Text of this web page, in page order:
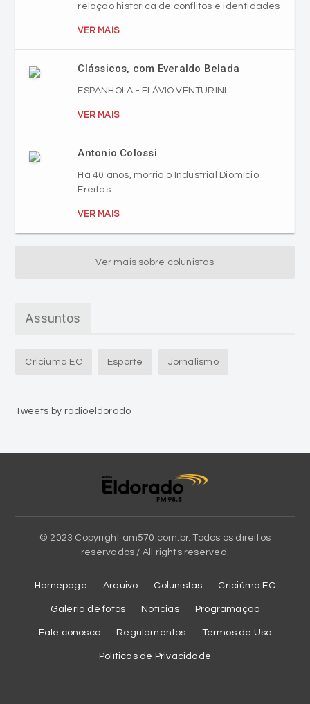
relação histórica de conflitos e identidades
VER MAIS
Clássicos, com Everaldo Belada
ESPANHOLA - FLÁVIO VENTURINI
VER MAIS
Antonio Colossi
Há 40 anos, morria o Industrial Diomício
Freitas
VER MAIS
Ver mais sobre colunistas
Assuntos
Criciúma EC Esporte Jornalismo
Tweets by radioeldorado
© 2023 Copyright am570.com.br. Todos os direitos
reservados / All rights reserved.
Homepage Arquivo Colunistas Criciúma EC
Galeria de fotos Notícias Programação
Fale conosco Regulamentos Termos de Uso
Políticas de Privacidade